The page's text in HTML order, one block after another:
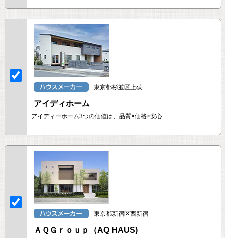
東京都杉並区上荻
アイディホーム
アイディーホーム3つの価値は、品質×価格×安心
東京都新宿区西新宿
ＡＱＧｒｏｕｐ（AQ HAUS)